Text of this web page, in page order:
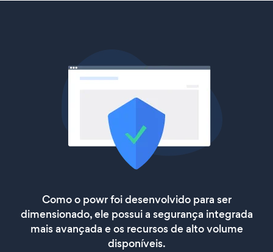
Como o powr foi desenvolvido para ser
dimensionado, ele possui a segurança integrada
mais avançada e os recursos de alto volume
disponíveis.